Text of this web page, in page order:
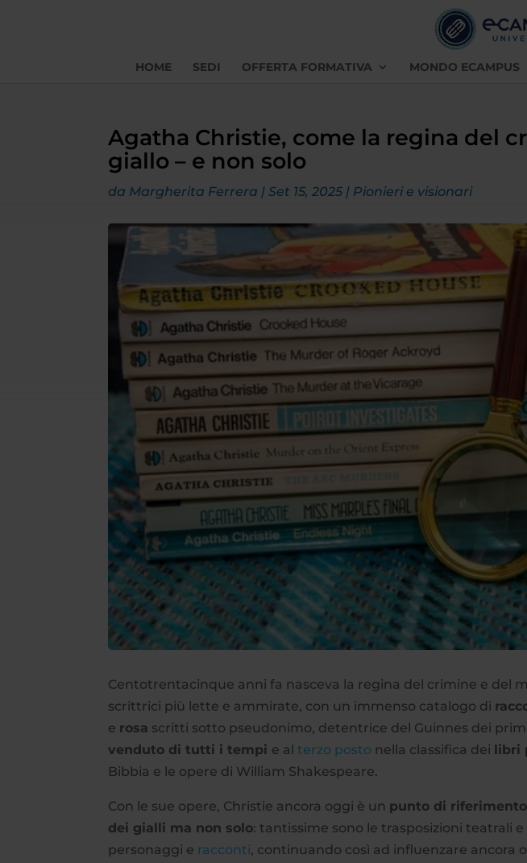
HOME SEDI OFFERTA FORMATIVA MONDO ECAMPUS
Agatha Christie, come la regina del
giallo – e non solo
da Margherita Ferrera |Set 15, 2025 | Pionieri e visionari
Centotrentacinque anni fa nasceva la regina del crimine e del
scrittrici più lette e ammirate, con un immenso catalogo di
e rosa scritti sotto pseudonimo, detentrice del Guinnes dei
venduto di tutti i tempi e alterzo posto nella classifica dei libri
Bibbia e le opere di William Shakespeare.
Con le sue opere, Christie ancora oggi è un punto di
dei gialli ma non solo: tantissime sono le trasposizioni teatrali
personaggi e racconti, continuando così ad influenzare ancora